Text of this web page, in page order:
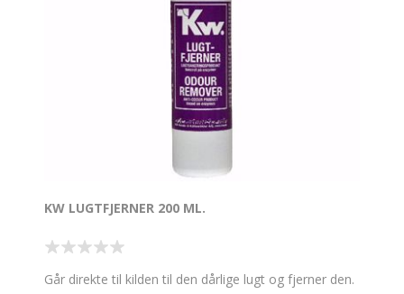
KW LUGTFJERNER 200 ML.
Går direkte til kilden til den dårlige lugt og fjerner den.